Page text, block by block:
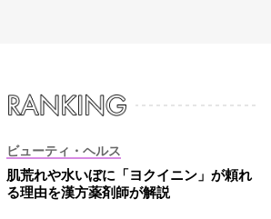
ビューティ・ヘルス
肌荒れや水いぼに「ヨクイニン」が頼れ
る理由を漢方薬剤師が解説